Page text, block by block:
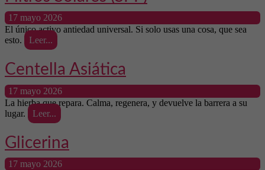
17 mayo 2026
El único activo antiedad universal. Si solo usas una cosa, que sea
esto.
Leer...
Centella Asiática
17 mayo 2026
La hierba que repara. Calma, regenera, y devuelve la barrera a su
lugar.
Leer...
Glicerina
17 mayo 2026